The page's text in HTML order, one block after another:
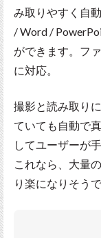
み取りやすく自
/ Word /
ができます。フ
に対応。
撮影と読み取り
ていても自動で
してユーザーが
これなら、大量
り楽になりそうで